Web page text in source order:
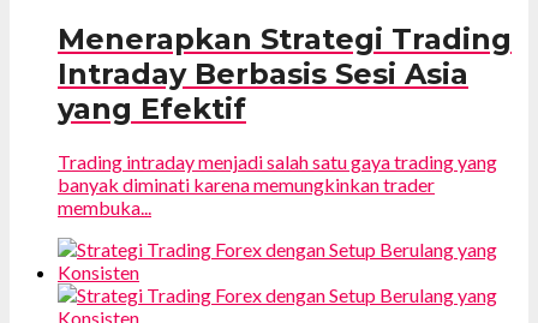
Menerapkan Strategi Trading
Intraday Berbasis Sesi Asia
yang Efektif
Trading intraday menjadi salah satu gaya trading yang
banyak diminati karena memungkinkan trader
membuka...